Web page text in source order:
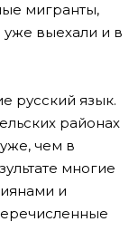
мигранты,
выехали и в
русский язык.
районах
чем в
многие
и